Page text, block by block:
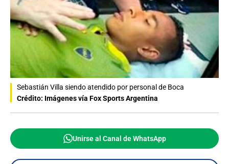
Sebastián Villa siendo atendido por personal de Boca
Crédito: Imágenes vía Fox Sports Argentina
Unirse al Canal de WhatsApp